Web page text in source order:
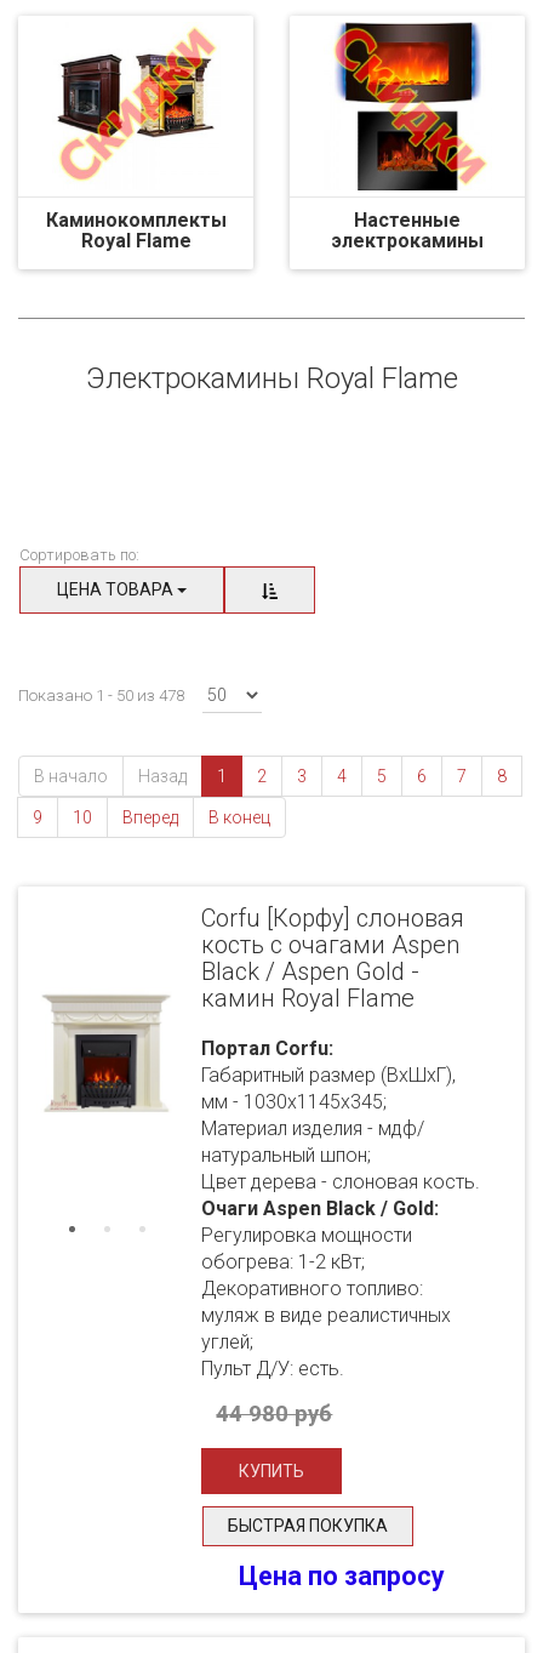
Каминокомплекты
Royal Flame
Настенные
электрокамины
Электрокамины Royal Flame
Сортировать по:
ЦЕНА ТОВАРА
Показано 1 - 50 из 478
В начало Назад 1 2 3 4 5 6 7 8
9 10 Вперед В конец
Corfu [Корфу] слоновая
кость с очагами Aspen
Black / Aspen Gold -
камин Royal Flame
Портал Corfu:
Габаритный размер (ВхШхГ),
мм - 1030х1145х345;
Материал изделия - мдф/
натуральный шпон;
Цвет дерева - слоновая кость.
Очаги Aspen Black / Gold:
Регулировка мощности
обогрева: 1-2 кВт;
Декоративного топливо:
муляж в виде реалистичных
углей;
Пульт Д/У: есть.
44 980 руб
БЫСТРАЯ ПОКУПКА
Цена по запросу